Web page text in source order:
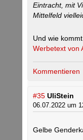
Eintracht, mit
Mittelfeld
Und wie
Werbetext von
Kommentieren
#35 UliStein
06.07.2022 um
Gelbe